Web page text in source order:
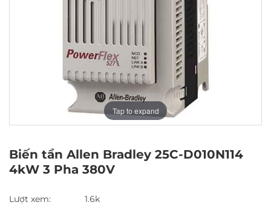
Tap to expand
Biến tần Allen Bradley 25C-D010N114
4kW 3 Pha 380V
Lượt xem: 1.6k